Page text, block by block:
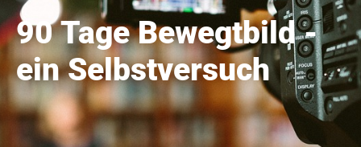
90 Tage Bewegtbild -
ein Selbstversuch